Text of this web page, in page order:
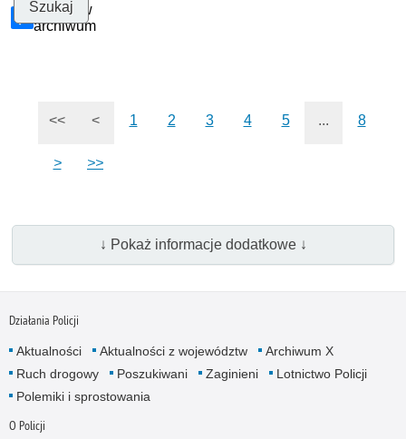
Szukaj w
archiwum
<< < 1 2 3 4 5 ... 8
> >>
↓ Pokaż informacje dodatkowe ↓
Działania Policji
Aktualności Aktualności z województw
Archiwum X
Ruch drogowy
Poszukiwani Zaginieni
Lotnictwo Policji
Polemiki i sprostowania
O Policji